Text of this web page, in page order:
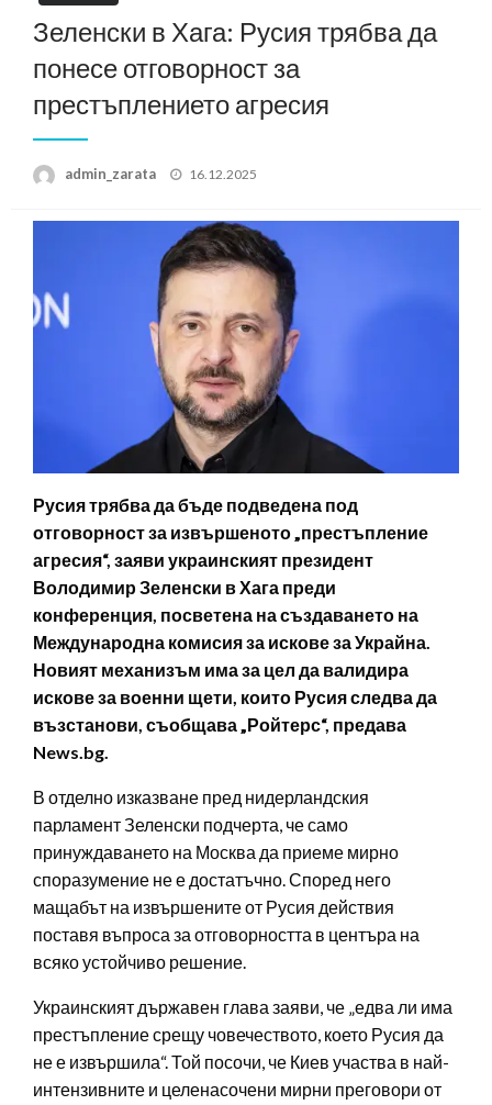
Зеленски в Хага: Русия трябва да
понесе отговорност за
престъплението агресия
admin_zarata
Posted
16.12.2025
Русия трябва да бъде подведена под
отговорност за извършеното „престъпление
агресия“, заяви украинският президент
Володимир Зеленски в Хага преди
конференция, посветена на създаването на
Международна комисия за искове за Украйна.
Новият механизъм има за цел да валидира
искове за военни щети, които Русия следва да
възстанови, съобщава „Ройтерс“, предава
News.bg.
В отделно изказване пред нидерландския
парламент Зеленски подчерта, че само
принуждаването на Москва да приеме мирно
споразумение не е достатъчно. Според него
мащабът на извършените от Русия действия
поставя въпроса за отговорността в центъра на
всяко устойчиво решение.
Украинският държавен глава заяви, че „едва ли има
престъпление срещу човечеството, което Русия да
не е извършила“. Той посочи, че Киев участва в най-
интензивните и целенасочени мирни преговори от